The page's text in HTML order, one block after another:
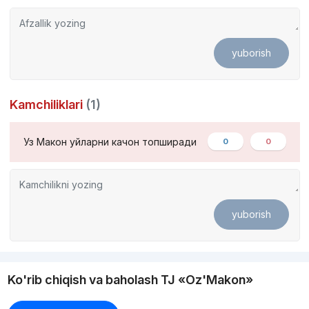
yuborish
Kamchiliklari (1)
0
0
Уз Макон уйларни качон топширади
yuborish
Ko'rib chiqish va baholash TJ «Oz'Makon»